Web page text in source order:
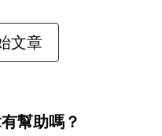
文章
幫助嗎？